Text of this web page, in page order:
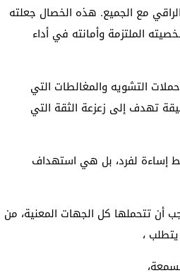
مع الجميع. هذه الخصال جعلته
الملتزمة وأمانته في أداء
التشويه والمغالطات التي
تهدف إلى زعزعة الثقة التي
إساءة لفرد، بل هي استهداف
أن تتحملها كل الجهات المعنية، من
،